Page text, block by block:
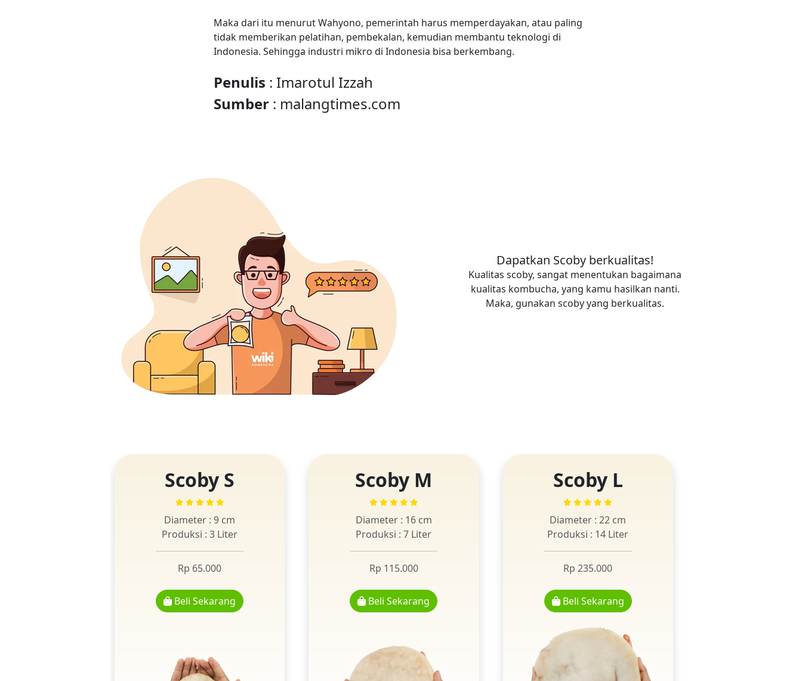
Maka dari itu menurut Wahyono, pemerintah harus memperdayakan, atau paling
tidak memberikan pelatihan, pembekalan, kemudian membantu teknologi di
Indonesia. Sehingga industri mikro di Indonesia bisa berkembang.
Penulis : Imarotul Izzah
Sumber : malangtimes.com
Dapatkan Scoby berkualitas!
Kualitas scoby, sangat menentukan bagaimana
kualitas kombucha, yang kamu hasilkan nanti.
Maka, gunakan scoby yang berkualitas.
Scoby S
Diameter : 9 cm
Produksi : 3 Liter
Rp 65.000
Beli Sekarang
Scoby M
Diameter : 16 cm
Produksi : 7 Liter
Rp 115.000
Beli Sekarang
Scoby L
Diameter : 22 cm
Produksi : 14 Liter
Rp 235.000
Beli Sekarang